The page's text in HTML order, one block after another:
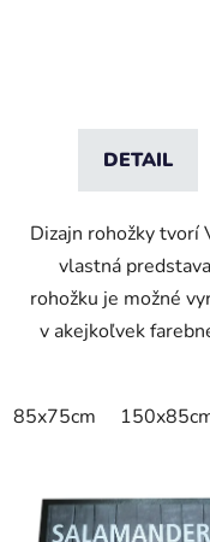
DETAIL
Dizajn rohožky tvorí
vlastná
rohožku je možné
v akejkoľvek
85x75cm